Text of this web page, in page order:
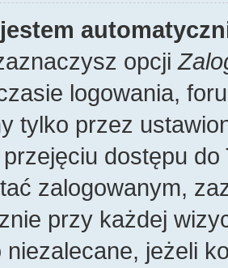
opcji
logowania,
tylko przez
dostępu
zalogowanym,
przy każdej
jeżeli